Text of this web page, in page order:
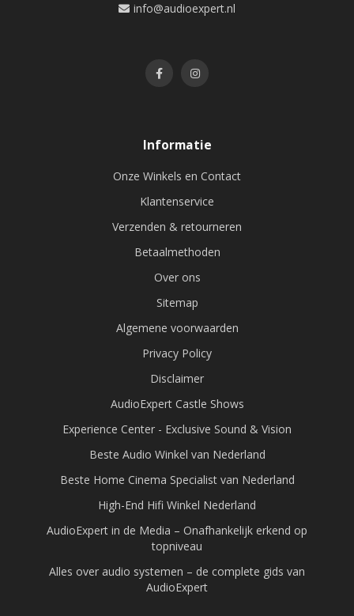
info@audioexpert.nl
Informatie
Onze Winkels en Contact
Klantenservice
Verzenden & retourneren
Betaalmethoden
Over ons
Sitemap
Algemene voorwaarden
Privacy Policy
Disclaimer
AudioExpert Castle Shows
Experience Center - Exclusive Sound & Vision
Beste Audio Winkel van Nederland
Beste Home Cinema Specialist van Nederland
High-End Hifi Winkel Nederland
AudioExpert in de Media – Onafhankelijk erkend op
topniveau
Alles over audio systemen – de complete gids van
AudioExpert